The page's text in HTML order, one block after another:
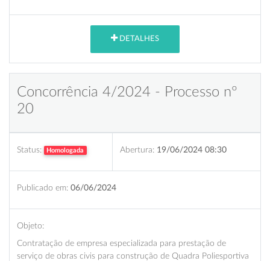
DETALHES
Concorrência 4/2024 - Processo nº
20
Status: Homologada Abertura: 19/06/2024 08:30
Publicado em: 06/06/2024
Objeto:
Contratação de empresa especializada para prestação de
serviço de obras civis para construção de Quadra Poliesportiva